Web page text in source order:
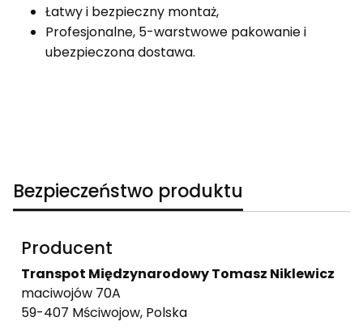
Łatwy i bezpieczny montaż,
Profesjonalne, 5-warstwowe pakowanie i
ubezpieczona dostawa.
Bezpieczeństwo produktu
Producent
Transpot Międzynarodowy Tomasz Niklewicz
maciwojów 70A
59-407 Mściwojow, Polska